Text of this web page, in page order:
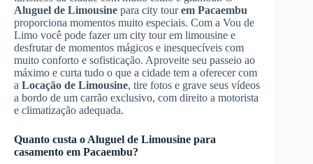
Aluguel de Limousine para city tourem Pacaembu
proporciona momentos muito especiais. Com a Vou de
Limo você pode fazer um city tour em limousine e
desfrutar de momentos mágicos e inesquecíveis com
muito conforto e sofisticação. Aproveite seu passeio ao
máximo e curta tudo o que a cidade tem a oferecer com
a Locação de Limousine, tire fotos e grave seus vídeos
a bordo de um carrão exclusivo, com direito a motorista
e climatização adequada.
Quanto custa o Aluguel de Limousine para
casamento em Pacaembu?